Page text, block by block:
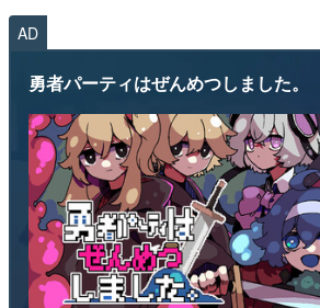
AD
勇者パーティはぜんめつしました。